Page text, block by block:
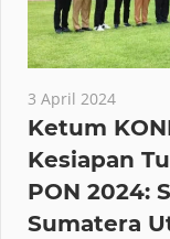
3 April 2024
Ketum
Kesiapan
PON 2024:
Sumatera